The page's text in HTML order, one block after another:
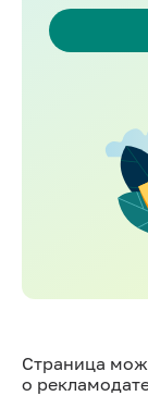
Страница
о